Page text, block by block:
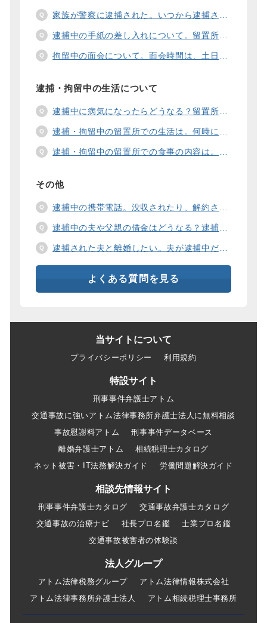
家族が警察に逮捕された。いつから逮捕された家族と面会することができますか？
逮捕中の手紙の差し入れについて。留置所に手紙を送る際の宛先の書き方は？
拘留中の面会について。面会時間は、土日や祝日の面会は、一度に面会できる人数は。
逮捕・拘留中の生活について
逮捕中に病気になったらどうなる？留置所の健康診断、診療、医療行為、手術は。
逮捕・拘留中の留置所での生活は。何時に起きて、何時に寝るの？部屋や食事の様子は？
逮捕・拘留中の留置所での食事の内容は。食事代は支払わないといけないの？
その他
逮捕中の携帯電話。没収されたり、解約されたり、見られたりするの？
逮捕中の夫や父親の借金はどうなる？逮捕中の借金の支払い方法は。
逮捕された夫と離婚したい。夫が逮捕中だと慰謝料は増えるの？
よくある質問を見る
当サイトについて
プライバシーポリシー 利用規約
特設サイト
刑事事件弁護士アトム
交通事故に強いアトム法律事務所弁護士法人に無料相談
事故慰謝料アトム
刑事事件データベース
離婚弁護士アトム
相続税理士カタログ
ネット被害・IT法務解決ガイド
労働問題解決ガイド
相談先情報サイト
刑事事件弁護士カタログ
交通事故弁護士カタログ
交通事故の治療ナビ
社長プロ名鑑
士業プロ名鑑
交通事故被害者の体験談
法人グループ
アトム法律税務グループ
アトム法律情報株式会社
アトム法律事務所弁護士法人
アトム相続税理士事務所